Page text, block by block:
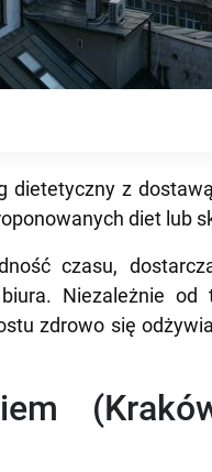
dietetyczny z
diet lub
czasu,
Niezależnie od
zdrowo się